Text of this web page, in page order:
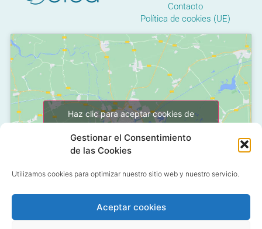
Gestionar el Consentimiento
de las Cookies
Utilizamos cookies para optimizar nuestro sitio web y nuestro servicio.
Aceptar cookies
Contacto
Política de cookies (UE)
Haz clic para aceptar cookies de